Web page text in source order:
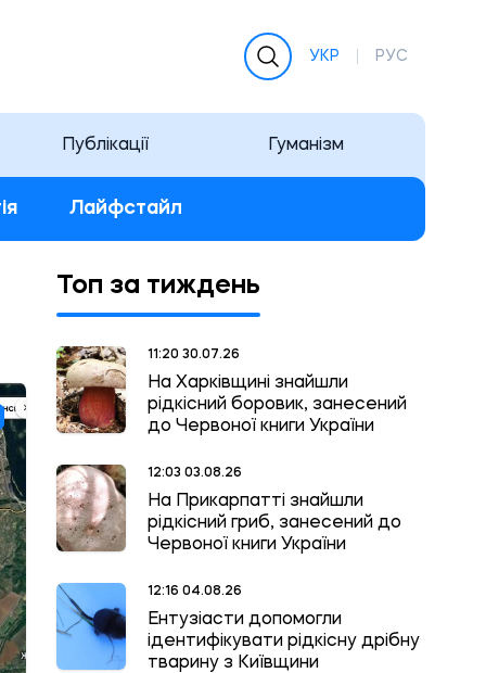
УКР РУС
Публікації Гуманізм
Лайфстайл
Топ за тиждень
11:20 30.07.26
На Харківщині знайшли
рідкісний боровик, занесений
до Червоної книги України
12:03 03.08.26
На Прикарпатті знайшли
рідкісний гриб, занесений до
Червоної книги України
12:16 04.08.26
Ентузіасти допомогли
ідентифікувати рідкісну дрібну
тварину з Київщини